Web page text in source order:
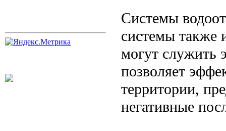
Системы
системы также
могут служить
позволяет
территории,
негативные